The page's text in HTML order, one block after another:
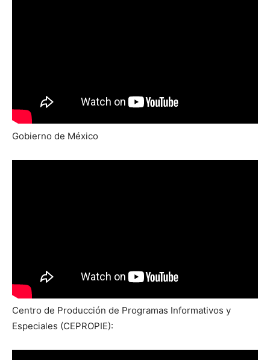
Gobierno de México
Centro de Producción de Programas Informativos y
Especiales (CEPROPIE):